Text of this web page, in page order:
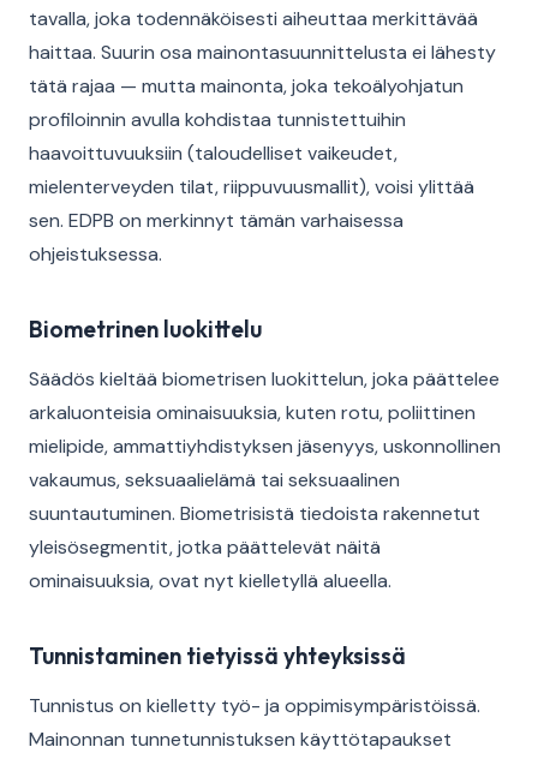
tavalla, joka todennäköisesti aiheuttaa merkittävää
haittaa. Suurin osa mainontasuunnittelusta ei lähesty
tätä rajaa — mutta mainonta, joka tekoälyohjatun
profiloinnin avulla kohdistaa tunnistettuihin
haavoittuvuuksiin (taloudelliset vaikeudet,
mielenterveyden tilat, riippuvuusmallit), voisi ylittää
sen. EDPB on merkinnyt tämän varhaisessa
ohjeistuksessa.
Biometrinen luokittelu
Säädös kieltää biometrisen luokittelun, joka päättelee
arkaluonteisia ominaisuuksia, kuten rotu, poliittinen
mielipide, ammattiyhdistyksen jäsenyys, uskonnollinen
vakaumus, seksuaalielämä tai seksuaalinen
suuntautuminen. Biometrisistä tiedoista rakennetut
yleisösegmentit, jotka päättelevät näitä
ominaisuuksia, ovat nyt kielletyllä alueella.
Tunnistaminen tietyissä yhteyksissä
Tunnistus on kielletty työ- ja oppimisympäristöissä.
Mainonnan tunnetunnistuksen käyttötapaukset